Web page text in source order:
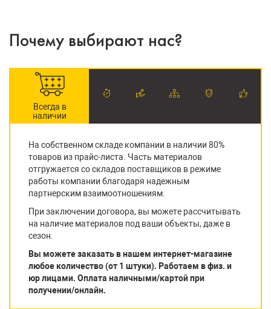
Почему выбирают нас?
Всегда в
наличии
На собственном складе компании в наличии 80%
товаров из прайс-листа. Часть материалов
отгружается со складов поставщиков в режиме
работы компании благодаря надежным
партнерским взаимоотношениям.
При заключении договора, вы можете рассчитывать
на наличие материалов под ваши объекты, даже в
сезон.
Вы можете заказать в нашем интернет-магазине
любое количество (от 1 штуки). Работаем в физ. и
юр лицами. Оплата наличными/картой при
получении/онлайн.